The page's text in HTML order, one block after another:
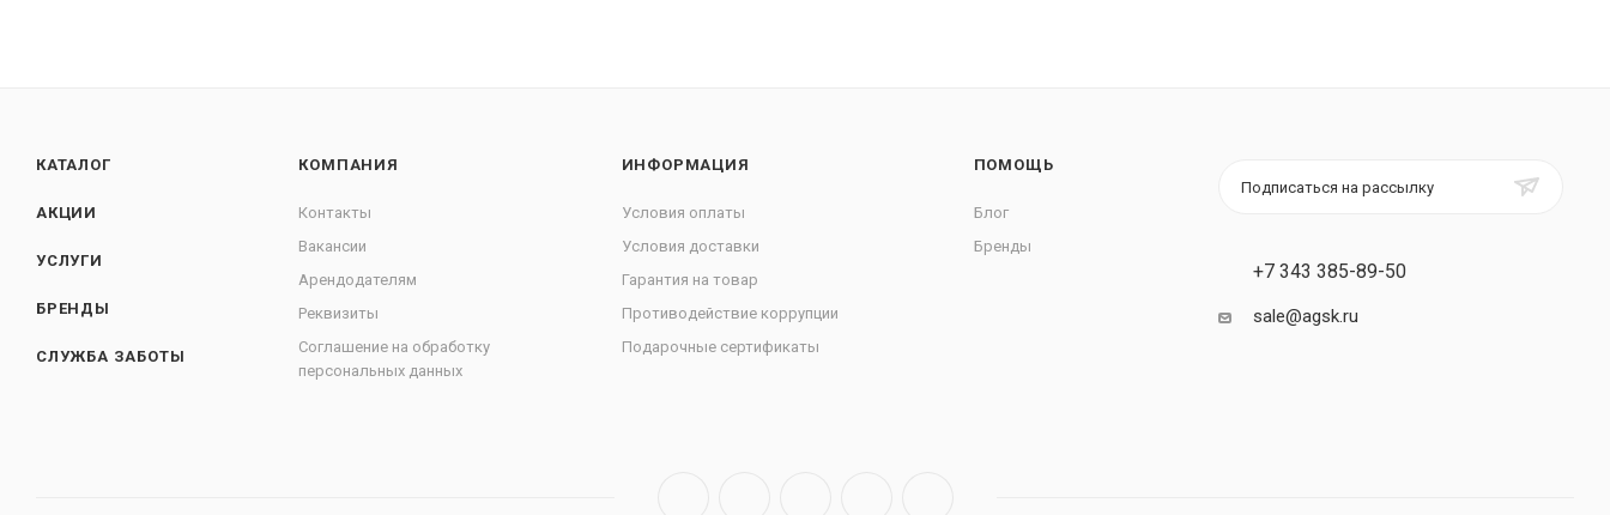
КАТАЛОГ
АКЦИИ
УСЛУГИ
БРЕНДЫ
СЛУЖБА ЗАБОТЫ
КОМПАНИЯ
Контакты
Вакансии
Арендодателям
Реквизиты
Соглашение на обработку
персональных данных
ИНФОРМАЦИЯ
Условия оплаты
Условия доставки
Гарантия на товар
Противодействие коррупции
Подарочные сертификаты
ПОМОЩЬ
Блог
Бренды
Подписаться на рассылку
+7 343 385-89-50
sale@agsk.ru